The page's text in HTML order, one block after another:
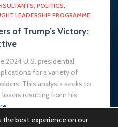
POLITICS
LEADERSHIP PROGRAMME
of Trump’s Victory:
2024 U.S. presidential
for a variety of
This analysis seeks to
resulting from his
the best experience on our